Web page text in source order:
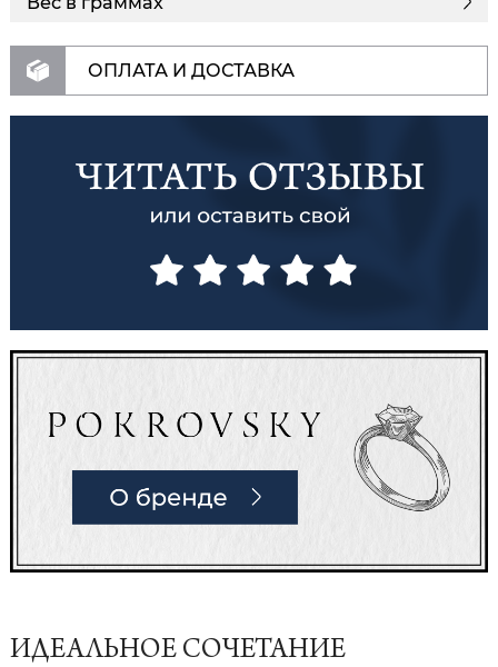
ОПЛАТА И ДОСТАВКА
ИДЕАЛЬНОЕ СОЧЕТАНИЕ